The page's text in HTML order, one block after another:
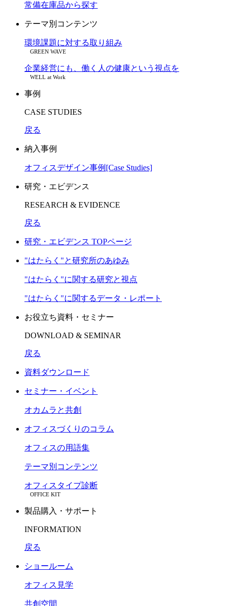
常備在庫品から探す
テーマ別コンテンツ
環境課題に対する取り組み
GREEN WAVE
企業経営にも、働く人の健康という視点を
WELL at Work
事例
CASE STUDIES
戻る
納入事例
オフィスデザイン事例[Case Studies]
研究・エビデンス
RESEARCH & EVIDENCE
戻る
研究・エビデンス TOPページ
"はたらく"と研究所のあゆみ
"はたらく"に関する研究と視点
"はたらく"に関するデータ・レポート
お役立ち資料・セミナー
DOWNLOAD & SEMINAR
戻る
資料ダウンロード
セミナー・イベント
オカムラと共創
オフィスづくりのコラム
オフィスの用語集
テーマ別コンテンツ
オフィスタイプ診断
OFFICE KIT
製品購入・サポート
INFORMATION
戻る
ショールーム
オフィス見学
共創空間